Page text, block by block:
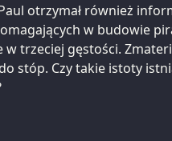
otrzymał również
w budowie
w trzeciej gęstości.
stóp. Czy takie istoty